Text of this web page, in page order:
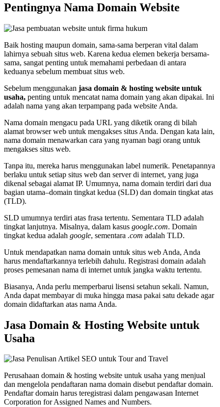
Pentingnya Nama Domain Website
Baik hosting maupun domain, sama-sama berperan vital dalam
lahirnya sebuah situs web. Karena kedua elemen bekerja bersama-
sama, sangat penting untuk memahami perbedaan di antara
keduanya sebelum membuat situs web.
Sebelum menggunakan jasa domain & hosting website untuk
usaha, penting untuk mencatat nama domain yang akan dipakai. Ini
adalah nama yang akan terpampang pada website Anda.
Nama domain mengacu pada URL yang diketik orang di bilah
alamat browser web untuk mengakses situs Anda. Dengan kata lain,
nama domain menawarkan cara yang nyaman bagi orang untuk
mengakses situs web.
Tanpa itu, mereka harus menggunakan label numerik. Penetapannya
berlaku untuk setiap situs web dan server di internet, yang juga
dikenal sebagai alamat IP. Umumnya, nama domain terdiri dari dua
bagian utama–domain tingkat kedua (SLD) dan domain tingkat atas
(TLD).
SLD umumnya terdiri atas frasa tertentu. Sementara TLD adalah
tingkat lanjutnya. Misalnya, dalam kasus google.com. Domain
tingkat kedua adalah google, sementara .com adalah TLD.
Untuk mendapatkan nama domain untuk situs web Anda, Anda
harus mendaftarkannya terlebih dahulu. Registrasi domain adalah
proses pemesanan nama di internet untuk jangka waktu tertentu.
Biasanya, Anda perlu memperbarui lisensi setahun sekali. Namun,
Anda dapat membayar di muka hingga masa pakai satu dekade agar
domain didaftarkan atas nama Anda.
Jasa Domain & Hosting Website untuk
Usaha
Perusahaan domain & hosting website untuk usaha yang menjual
dan mengelola pendaftaran nama domain disebut pendaftar domain.
Pendaftar domain harus teregistrasi dalam pengawasan Internet
Corporation for Assigned Names and Numbers.